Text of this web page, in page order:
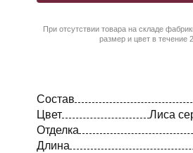
При отсутствии товара на складе
размер и цвет в течение
Состав
Цвет
Лиса
Отделка
Длина